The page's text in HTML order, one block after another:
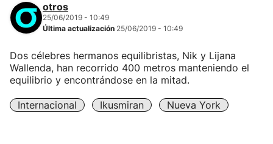
otros
25/06/2019 - 10:49
Última actualización 25/06/2019 - 10:49
Dos célebres hermanos equilibristas, Nik y Lijana
Wallenda, han recorrido 400 metros manteniendo el
equilibrio y encontrándose en la mitad.
Internacional Ikusmiran Nueva York